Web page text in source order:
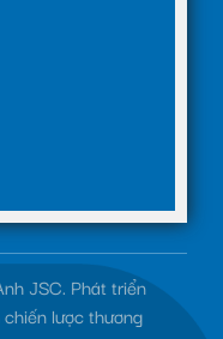
JSC. Phát triển
lược thương